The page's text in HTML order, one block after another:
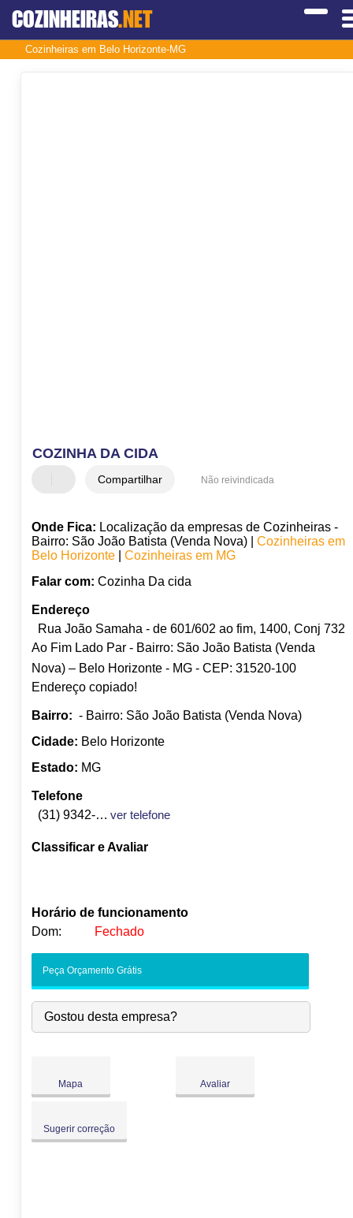
COZINHEIRAS.NET
Cozinheiras em Belo Horizonte-MG
COZINHA DA CIDA
Compartilhar Não reivindicada
Onde Fica: Localização da empresas de Cozinheiras -
Bairro: São João Batista (Venda Nova) | Cozinheiras em
Belo Horizonte| Cozinheiras em MG
Falar com: Cozinha Da cida
Endereço
Rua João Samaha - de 601/602 ao fim, 1400, Conj 732
Ao Fim Lado Par - Bairro: São João Batista (Venda
Nova) – Belo Horizonte - MG - CEP: 31520-100
Endereço copiado!
Bairro: - Bairro: São João Batista (Venda Nova)
Cidade: Belo Horizonte
Estado: MG
Telefone
(31) 9342-0197
ver telefone
Classificar e Avaliar
Horário de funcionamento
Dom:
Fechado
-
Qua:
09:00-18:00
Qui:
09:00-18:00
●
Peça Orçamento Grátis
Gostou desta empresa?
Mapa Avaliar
Sugerir correção